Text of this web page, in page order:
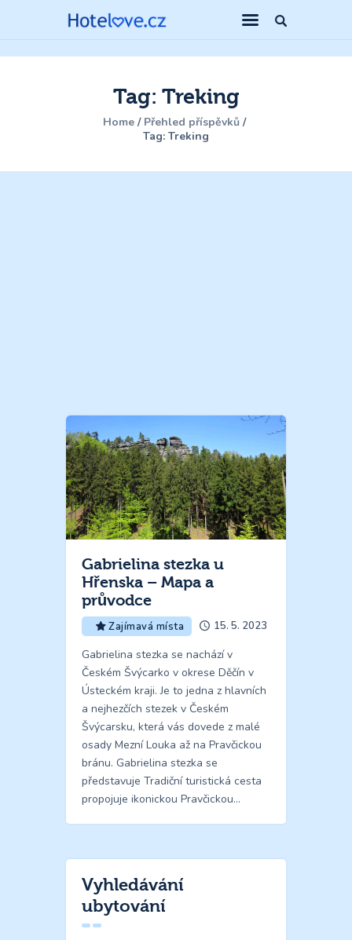
Tag: Treking
Home
Přehled příspěvků
Tag: Treking
Gabrielina stezka u
Hřenska – Mapa a
průvodce
Zajímavá místa 15. 5. 2023
Gabrielina stezka se nachází v
Českém Švýcarko v okrese Děčín v
Ústeckém kraji. Je to jedna z hlavních
a nejhezčích stezek v Českém
Švýcarsku, která vás dovede z malé
osady Mezní Louka až na Pravčickou
bránu. Gabrielina stezka se
představuje Tradiční turistická cesta
propojuje ikonickou Pravčickou…
Vyhledávání
ubytování